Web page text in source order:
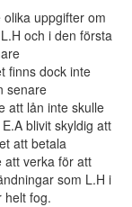
uppgifter om
och i den första
finns dock inte
senare
att lån inte skulle
blivit skyldig att
att betala
att verka för att
som L.H i
helt fog.